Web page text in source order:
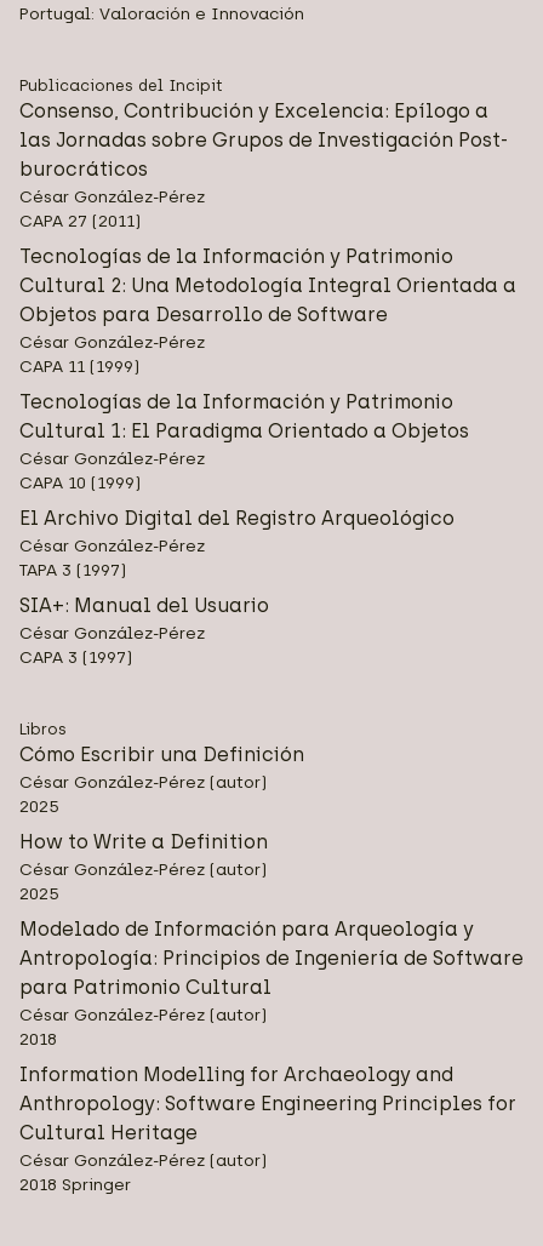
Portugal: Valoración e Innovación
Publicaciones del Incipit
Consenso, Contribución y Excelencia: Epílogo a
las Jornadas sobre Grupos de Investigación Post-
burocráticos
César González-Pérez
CAPA 27 (2011)
Tecnologías de la Información y Patrimonio
Cultural 2: Una Metodología Integral Orientada a
Objetos para Desarrollo de Software
César González-Pérez
CAPA 11 (1999)
Tecnologías de la Información y Patrimonio
Cultural 1: El Paradigma Orientado a Objetos
César González-Pérez
CAPA 10 (1999)
El Archivo Digital del Registro Arqueológico
César González-Pérez
TAPA 3 (1997)
SIA+: Manual del Usuario
César González-Pérez
CAPA 3 (1997)
Libros
Cómo Escribir una Definición
César González-Pérez (autor)
2025
How to Write a Definition
César González-Pérez (autor)
2025
Modelado de Información para Arqueología y
Antropología: Principios de Ingeniería de Software
para Patrimonio Cultural
César González-Pérez (autor)
2018
Information Modelling for Archaeology and
Anthropology: Software Engineering Principles for
Cultural Heritage
César González-Pérez (autor)
2018 Springer